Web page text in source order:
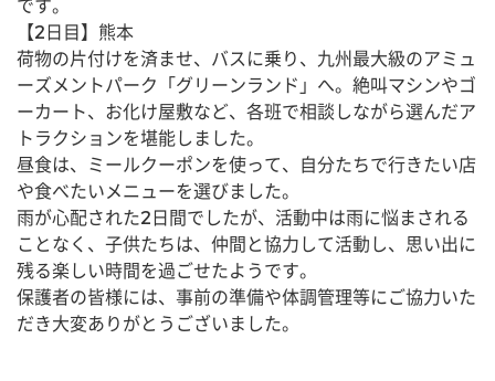
です。
【2日目】熊本
荷物の片付けを済ませ、バスに乗り、九州最大級のアミュ
ーズメントパーク「グリーンランド」へ。絶叫マシンやゴ
ーカート、お化け屋敷など、各班で相談しながら選んだア
トラクションを堪能しました。
昼食は、ミールクーポンを使って、自分たちで行きたい店
や食べたいメニューを選びました。
雨が心配された2日間でしたが、活動中は雨に悩まされる
ことなく、子供たちは、仲間と協力して活動し、思い出に
残る楽しい時間を過ごせたようです。
保護者の皆様には、事前の準備や体調管理等にご協力いた
だき大変ありがとうございました。